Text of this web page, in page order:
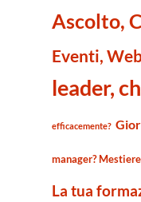
Ascolto,
Eventi,
leader,
efficacemente?
manager?
La tua